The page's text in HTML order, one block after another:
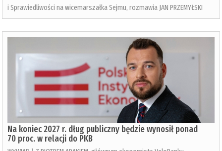
i Sprawiedliwości na wicemarszałka Sejmu, rozmawia JAN PRZEMYŁSKI
Na koniec 2027 r. dług publiczny będzie wynosił ponad
70 proc. w relacji do PKB